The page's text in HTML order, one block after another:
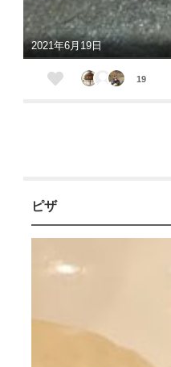
2021年6月19日
19
ピザ